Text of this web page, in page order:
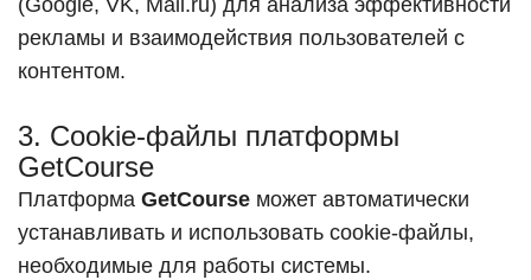
(Google, VK, Mail.ru) для анализа эффективности
рекламы и взаимодействия пользователей с
контентом.
3. Cookie-файлы платформы
GetCourse
Платформа GetCourse может автоматически
устанавливать и использовать cookie-файлы,
необходимые для работы системы.